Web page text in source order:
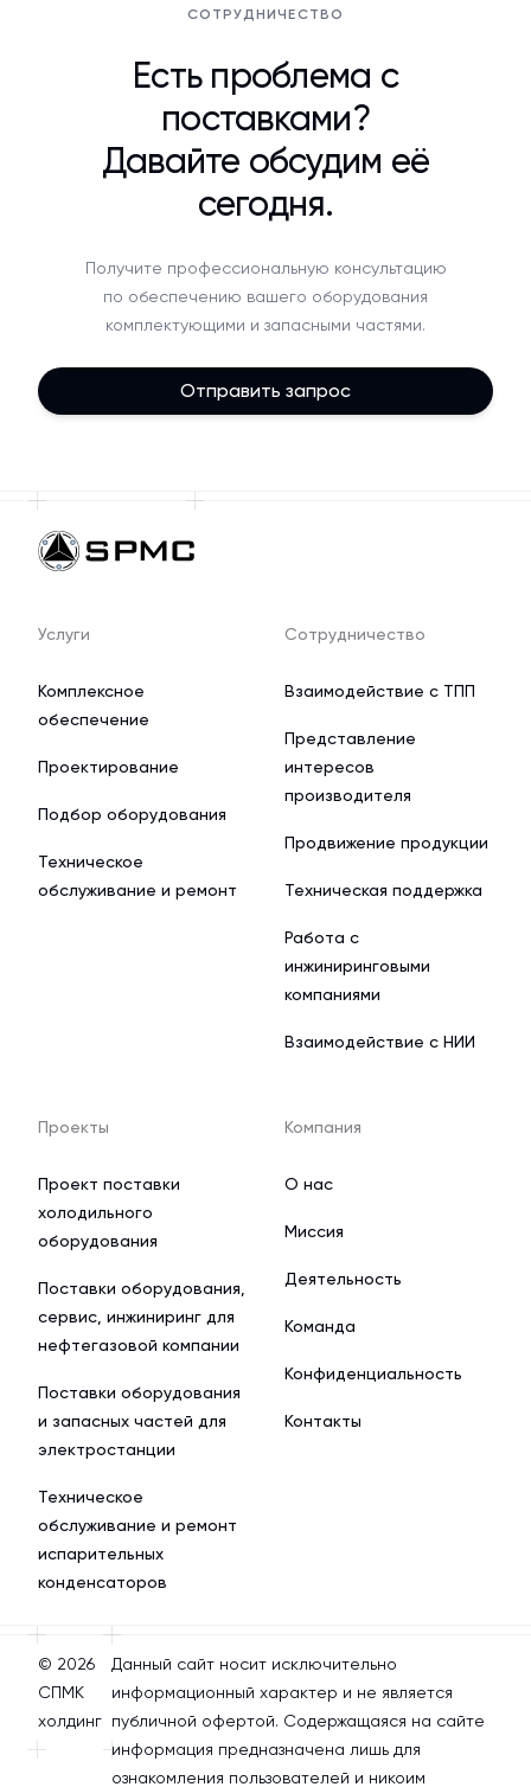
СОТРУДНИЧЕСТВО
Есть проблема с
поставками?
Давайте обсудим её
сегодня.
Получите профессиональную консультацию
по обеспечению вашего оборудования
комплектующими и запасными частями.
Отправить запрос
Услуги
Комплексное
обеспечение
Проектирование
Подбор оборудования
Техническое
обслуживание и ремонт
Сотрудничество
Взаимодействие с ТПП
Представление
интересов
производителя
Продвижение продукции
Техническая поддержка
Работа с
инжиниринговыми
компаниями
Взаимодействие с НИИ
Проекты
Проект поставки
холодильного
оборудования
Поставки оборудования,
сервис, инжиниринг для
нефтегазовой компании
Поставки оборудования
и запасных частей для
электростанции
Техническое
обслуживание и ремонт
испарительных
конденсаторов
Компания
О нас
Миссия
Деятельность
Команда
Конфиденциальность
Контакты
© 2026
СПМК
холдинг
Данный сайт носит исключительно
информационный характер и не является
публичной офертой. Содержащаяся на сайте
информация предназначена лишь для
ознакомления пользователей и никоим